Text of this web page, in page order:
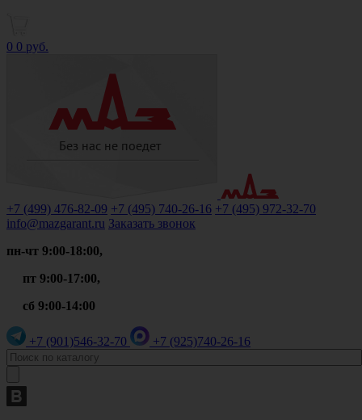
0 0 руб.
+7 (499) 476-82-09 +7 (495) 740-26-16 +7 (495) 972-32-70
info@mazgarant.ru Заказать звонок
пн-чт 9:00-18:00,
пт 9:00-17:00,
сб 9:00-14:00
+7 (901)546-32-70 +7 (925)740-26-16